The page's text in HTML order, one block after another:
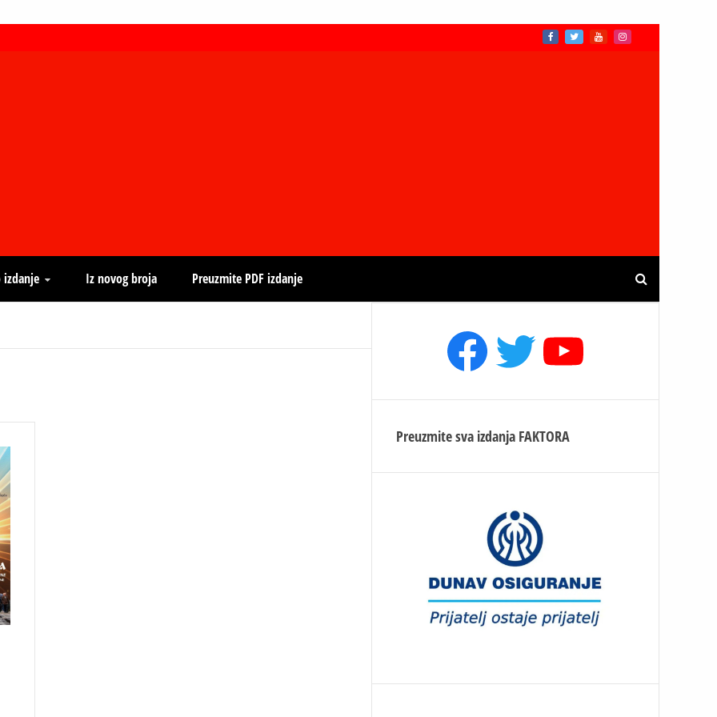
izdanje Iz novog broja Preuzmite PDF izdanje
Facebook
TwitterYouTube
Preuzmite sva izdanja FAKTORA